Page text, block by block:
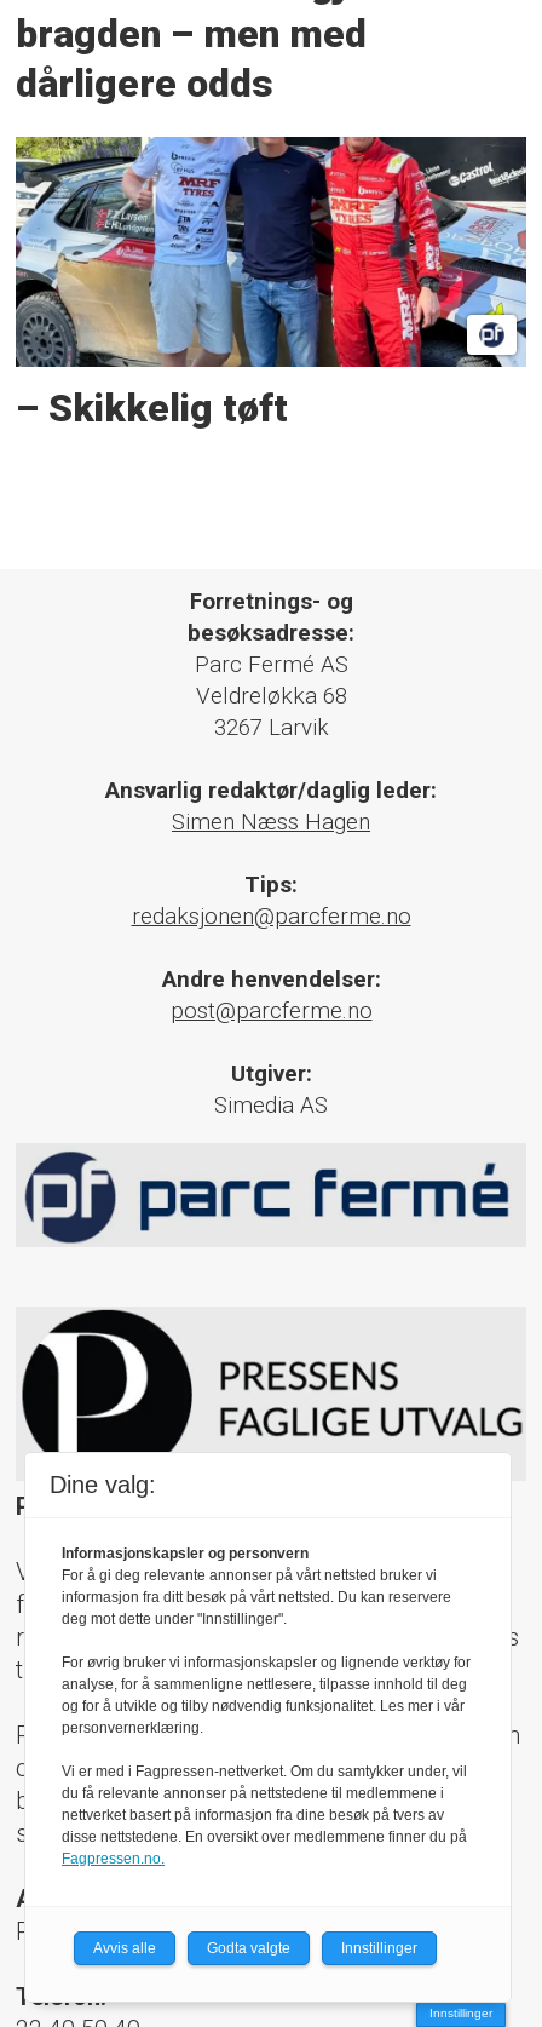
bragden – men med
dårligere odds
– Skikkelig tøft
Forretnings- og
besøksadresse:
Parc Fermé AS
Veldreløkka 68
3267 Larvik
Ansvarlig redaktør/daglig leder:
Simen Næss Hagen
Tips:
redaksjonen@parcferme.no
Andre henvendelser:
post@parcferme.no
Utgiver:
Simedia AS
Parc Fermé AS er medlem av Fagpressen.
Vi arbeider etter Vær Varsom-plakatens regler
for god presseskikk. Den som mener seg
rammet av urettmessig publisering, oppfordres
til å ta kontakt med redaksjonen.
Pressens Faglige Utvalg (PFU) er et klageorgan
oppnevnt av Norsk Presseforbund som
behandler klager mot mediene i presseetiske
spørsmål.
Adresse:
Rådhusgt 17, 0158 Oslo
Telefon:
Innstillinger
Dine valg:
Informasjonskapsler og personvern
For å gi deg relevante annonser på vårt nettsted bruker vi
informasjon fra ditt besøk på vårt nettsted. Du kan reservere
deg mot dette under "Innstillinger".
For øvrig bruker vi informasjonskapsler og lignende verktøy for
analyse, for å sammenligne nettlesere, tilpasse innhold til deg
og for å utvikle og tilby nødvendig funksjonalitet. Les mer i vår
personvernerklæring.
Vi er med i Fagpressen-nettverket. Om du samtykker under, vil
du få relevante annonser på nettstedene til medlemmene i
nettverket basert på informasjon fra dine besøk på tvers av
disse nettstedene. En oversikt over medlemmene finner du på
Fagpressen.no.
Avvis alle Godta valgte Innstillinger